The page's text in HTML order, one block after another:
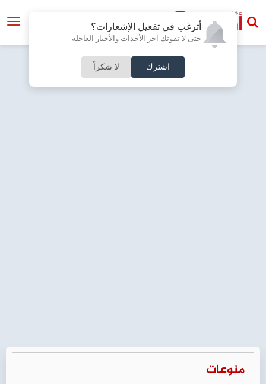
أترغب في تفعيل الإشعارات؟
حتى لا تفوتك آخر الأحداث والأخبار العاجلة
اشترك لا شكراً
منوعات